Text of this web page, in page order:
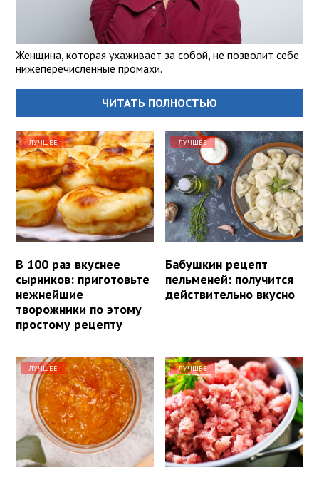
Женщина, которая ухаживает за собой, не позволит себе
нижеперечисленные промахи.
ЧИТАТЬ ПОЛНОСТЬЮ
ЛУЧШЕЕ
В 100 раз вкуснее
сырников: приготовьте
нежнейшие
творожники по этому
простому рецепту
ЛУЧШЕЕ
Бабушкин рецепт
пельменей: получится
действительно вкусно
ЛУЧШЕЕ ЛУЧШЕЕ